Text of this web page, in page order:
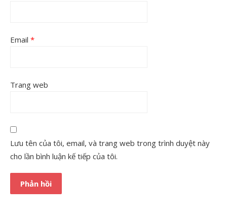
Email *
Trang web
Lưu tên của tôi, email, và trang web trong trình duyệt này
cho lần bình luận kế tiếp của tôi.